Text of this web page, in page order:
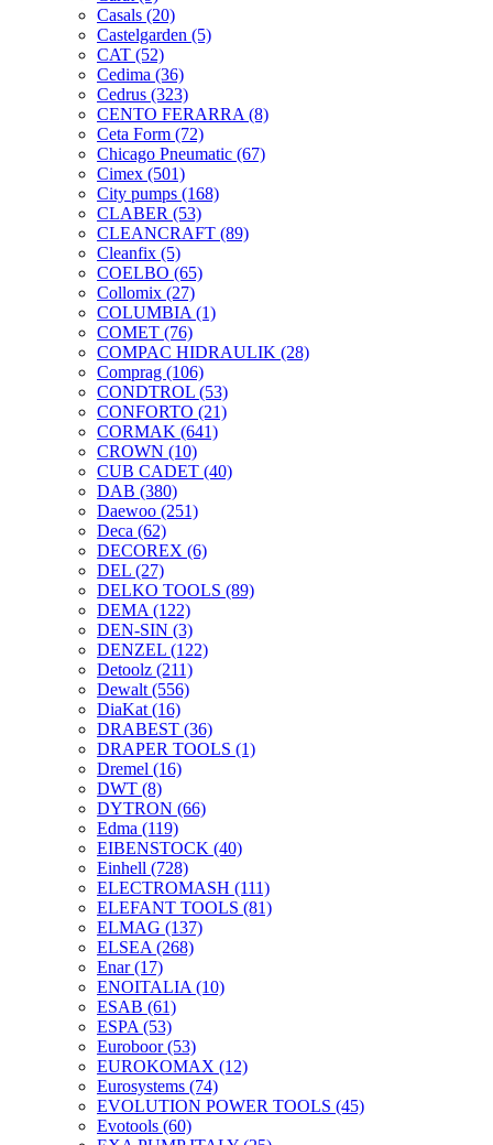
Casals (20)
Castelgarden (5)
CAT (52)
Cedima (36)
Cedrus (323)
CENTO FERARRA (8)
Ceta Form (72)
Chicago Pneumatic (67)
Cimex (501)
City pumps (168)
CLABER (53)
CLEANCRAFT (89)
Cleanfix (5)
COELBO (65)
Collomix (27)
COLUMBIA (1)
COMET (76)
COMPAC HIDRAULIK (28)
Comprag (106)
CONDTROL (53)
CONFORTO (21)
CORMAK (641)
CROWN (10)
CUB CADET (40)
DAB (380)
Daewoo (251)
Deca (62)
DECOREX (6)
DEL (27)
DELKO TOOLS (89)
DEMA (122)
DEN-SIN (3)
DENZEL (122)
Detoolz (211)
Dewalt (556)
DiaKat (16)
DRABEST (36)
DRAPER TOOLS (1)
Dremel (16)
DWT (8)
DYTRON (66)
Edma (119)
EIBENSTOCK (40)
Einhell (728)
ELECTROMASH (111)
ELEFANT TOOLS (81)
ELMAG (137)
ELSEA (268)
Enar(17)
ENOITALIA (10)
ESAB (61)
ESPA (53)
Euroboor(53)
EUROKOMAX (12)
Eurosystems (74)
EVOLUTION POWER TOOLS (45)
Evotools (60)